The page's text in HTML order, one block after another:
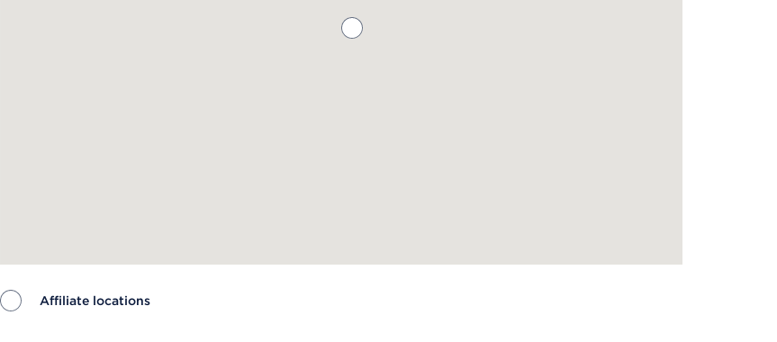
Affiliate locations